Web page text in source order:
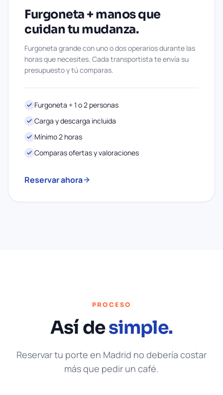
Furgoneta + manos que
cuidan tu mudanza.
Furgoneta grande con uno o dos operarios durante las
horas que necesites. Cada transportista te envía su
presupuesto y tú comparas.
Furgoneta + 1 o 2 personas
Carga y descarga incluida
Mínimo 2 horas
Comparas ofertas y valoraciones
Reservar ahora
PROCESO
Así desimple.
Reservar tu porte en Madrid no debería costar
más que pedir un café.